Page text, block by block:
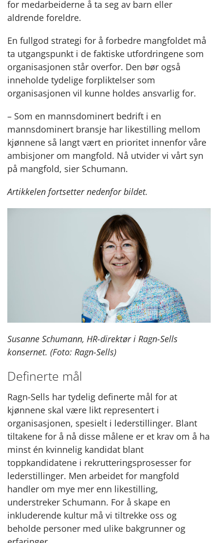
for medarbeiderne å ta seg av barn eller
aldrende foreldre.
En fullgod strategi for å forbedre mangfoldet må
ta utgangspunkt i de faktiske utfordringene som
organisasjonen står overfor. Den bør også
inneholde tydelige forpliktelser som
organisasjonen vil kunne holdes ansvarlig for.
– Som en mannsdominert bedrift i en
mannsdominert bransje har likestilling mellom
kjønnene så langt vært en prioritet innenfor våre
ambisjoner om mangfold. Nå utvider vi vårt syn
på mangfold, sier Schumann.
Artikkelen fortsetter nedenfor bildet.
Susanne Schumann, HR-direktør i Ragn-Sells
konsernet. (Foto: Ragn-Sells)
Definerte mål
Ragn-Sells har tydelig definerte mål for at
kjønnene skal være likt representert i
organisasjonen, spesielt i lederstillinger. Blant
tiltakene for å nå disse målene er et krav om å ha
minst én kvinnelig kandidat blant
toppkandidatene i rekrutteringsprosesser for
lederstillinger. Men arbeidet for mangfold
handler om mye mer enn likestilling,
understreker Schumann. For å skape en
inkluderende kultur må vi tiltrekke oss og
beholde personer med ulike bakgrunner og